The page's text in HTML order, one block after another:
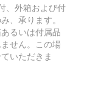
、外箱および付
、承ります。
るいは付属品
せん。この場
いただきま